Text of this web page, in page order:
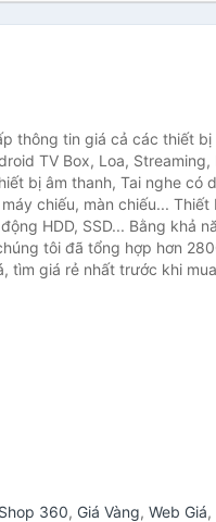
thông tin giá cả các thiết bị
TV Box, Loa, Streaming,
bị âm thanh, Tai nghe có
chiếu, màn chiếu... Thiết
HDD, SSD... Bằng khả
tôi đã tổng hợp hơn
tìm giá rẻ nhất trước khi
360, Giá Vàng, Web Giá,